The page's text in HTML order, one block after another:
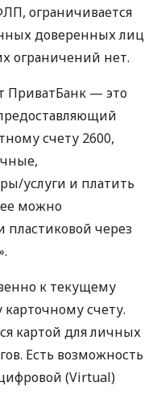
ограничивается
доверенных лиц
ограничений нет.
ПриватБанк — это
счету 2600,
услуги и платить
можно
пластиковой через
к текущему
счету.
картой для личных
Есть возможность
(Virtual)